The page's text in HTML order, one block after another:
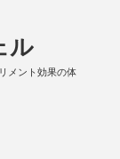
ル
メント効果の体